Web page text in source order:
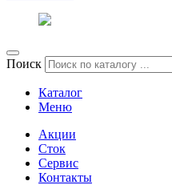
Поиск
Каталог
Меню
Акции
Сток
Сервис
Контакты